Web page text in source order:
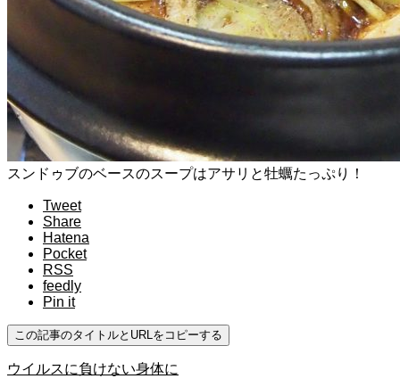
スンドゥブのベースのスープはアサリと牡蠣たっぷり！
Tweet
Share
Hatena
Pocket
RSS
feedly
Pin it
この記事のタイトルとURLをコピーする
ウイルスに負けない身体に